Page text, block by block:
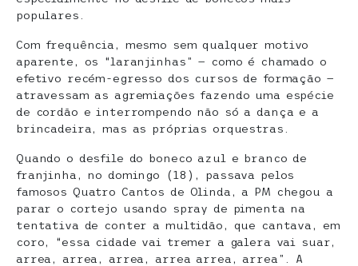
populares.
Com frequência, mesmo sem qualquer motivo
aparente, os “laranjinhas” — como é chamado o
efetivo recém-egresso dos cursos de formação —
atravessam as agremiações fazendo uma espécie
de cordão e interrompendo não só a dança e a
brincadeira, mas as próprias orquestras.
Quando o desfile do boneco azul e branco de
franjinha, no domingo (18), passava pelos
famosos Quatro Cantos de Olinda, a PM chegou a
parar o cortejo usando spray de pimenta na
tentativa de conter a multidão, que cantava, em
coro, “essa cidade vai tremer a galera vai suar,
arrea, arrea, arrea, arrea arrea, arrea”. A